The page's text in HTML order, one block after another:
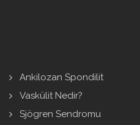
Ankilozan Spondilit
Vaskülit Nedir?
Sjögren Sendromu